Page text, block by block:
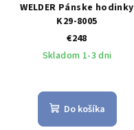
WELDER Pánske hodinky
K29-8005
€248
Skladom 1-3 dni
Do košíka